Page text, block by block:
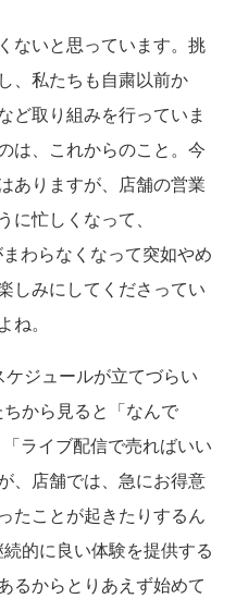
ないと思っています。挑
、私たちも自粛以前か
ど取り組みを行っていま
は、これからのこと。今
ありますが、店舗の営業
忙しくなって、
わらなくなって突如やめ
しみにしてくださってい
。
ジュールが立てづらい
から見ると「なんで
ライブ配信で売ればいい
、店舗では、急にお得意
たことが起きたりするん
的に良い体験を提供する
るからとりあえず始めて